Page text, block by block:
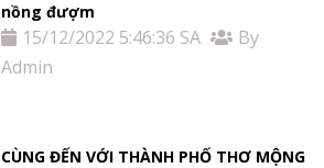
nồng đượm
15/12/2022 5:46:36 SA
By
Admin
CÙNG ĐẾN VỚI THÀNH PHỐ THƠ MỘNG